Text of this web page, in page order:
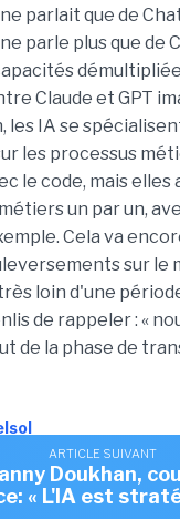
parlait que de
parle plus que de
Claude et GPT
les IA se
les processus
le code, mais
un par un,
Cela va
sur le
loin d'une
de rappeler : «
de la phase de
ARTICLE SUIVANT
Doukhan,
« L'IA est